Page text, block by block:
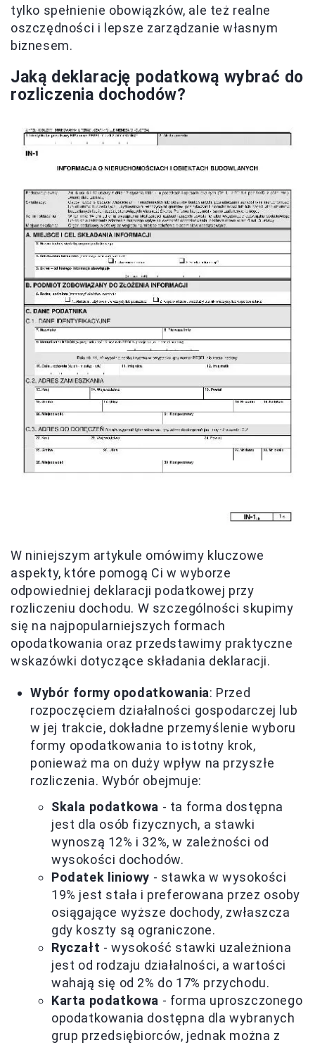
tylko spełnienie obowiązków, ale też realne
oszczędności i lepsze zarządzanie własnym
biznesem.
Jaką deklarację podatkową wybrać do
rozliczenia dochodów?
W niniejszym artykule omówimy kluczowe
aspekty, które pomogą Ci w wyborze
odpowiedniej deklaracji podatkowej przy
rozliczeniu dochodu. W szczególności skupimy
się na najpopularniejszych formach
opodatkowania oraz przedstawimy praktyczne
wskazówki dotyczące składania deklaracji.
Wybór formy opodatkowania: Przed
rozpoczęciem działalności gospodarczej lub
w jej trakcie, dokładne przemyślenie wyboru
formy opodatkowania to istotny krok,
ponieważ ma on duży wpływ na przyszłe
rozliczenia. Wybór obejmuje:
Skala podatkowa - ta forma dostępna
jest dla osób fizycznych, a stawki
wynoszą 12% i 32%, w zależności od
wysokości dochodów.
Podatek liniowy - stawka w wysokości
19% jest stała i preferowana przez osoby
osiągające wyższe dochody, zwłaszcza
gdy koszty są ograniczone.
Ryczałt - wysokość stawki uzależniona
jest od rodzaju działalności, a wartości
wahają się od 2% do 17% przychodu.
Karta podatkowa - forma uproszczonego
opodatkowania dostępna dla wybranych
grup przedsiębiorców, jednak można z